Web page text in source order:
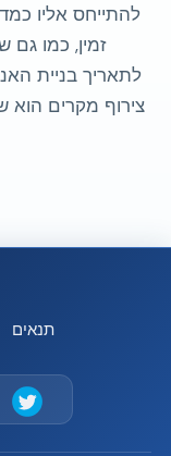
להתייחס אליו
זמין, כמו גם
לתאריך בניית
תנאים